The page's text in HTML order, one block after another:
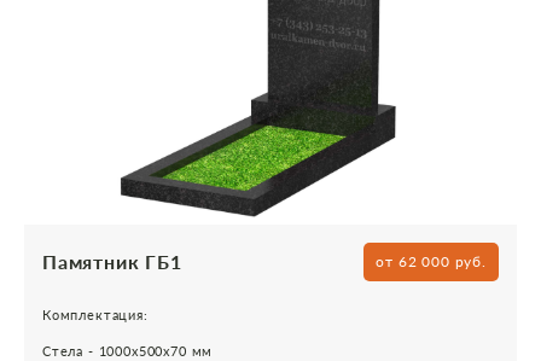
Памятник ГБ1 от 62 000 руб.
Комплектация:
Стела - 1000х500х70 мм